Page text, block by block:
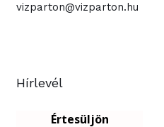
vizparton@vizparton.hu
Hírlevél